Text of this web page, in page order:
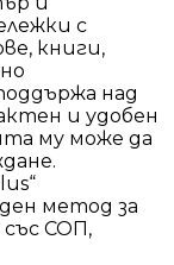
с
книги,
над
и удобен
му може да
метод за
СОП,